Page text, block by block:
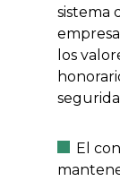
sistema
los
El